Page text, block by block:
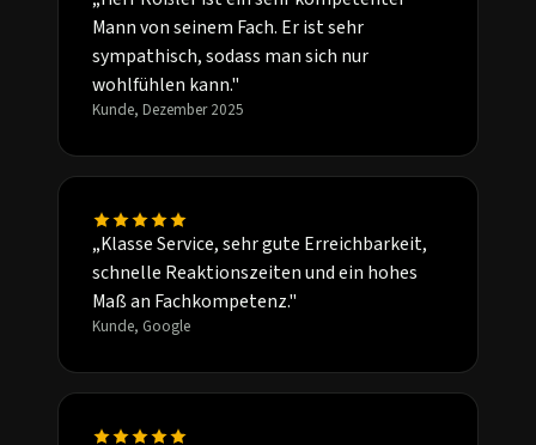
Mann von seinem Fach. Er ist sehr
sympathisch, sodass man sich nur
wohlfühlen kann."
Kunde, Dezember 2025
„Klasse Service, sehr gute Erreichbarkeit,
schnelle Reaktionszeiten und ein hohes
Maß an Fachkompetenz."
Kunde, Google